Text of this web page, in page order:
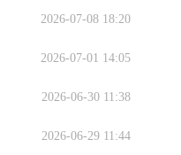
2026-07-08 18:20
2026-07-01 14:05
2026-06-30 11:38
2026-06-29 11:44